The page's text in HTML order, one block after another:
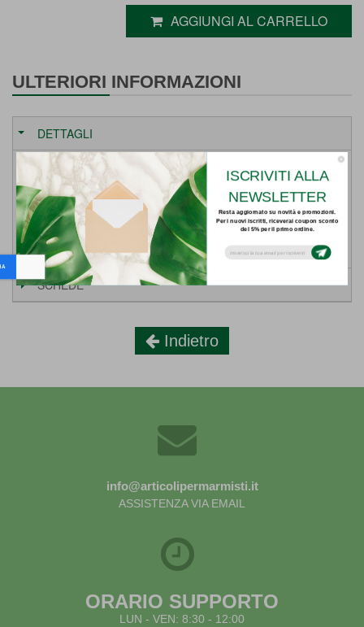
ISCRIVITI ALLA
NEWSLETTER
Resta aggiornato su novità e promozioni.
Per i nuovi iscritti, riceverai coupon sconto
del 5% per il primo ordine.
AGGIUNGI AL CARRELLO
ULTERIORI INFORMAZIONI
DETTAGLI
Weight
1.1 Kg
Prodotto:
Vedi tutti i prodotti LANTANIA
SCHEDE
Indietro
info@articolipermarmisti.it
ASSISTENZA VIA EMAIL
ORARIO SUPPORTO
LUN - VEN: 8:30 - 12:00